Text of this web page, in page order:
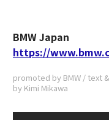
BMW Japan
https://
promoted by BMW / text
by Kimi Mikawa